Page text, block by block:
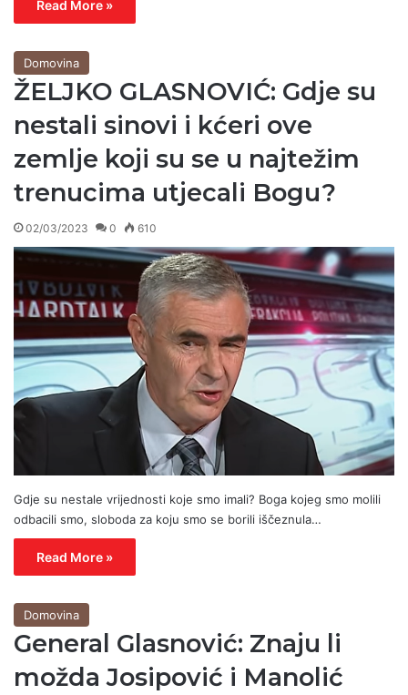
Read More »
Domovina
ŽELJKO GLASNOVIĆ: Gdje su
nestali sinovi i kćeri ove
zemlje koji su se u najtežim
trenucima utjecali Bogu?
02/03/2023 0 610
Gdje su nestale vrijednosti koje smo imali? Boga kojeg smo molili
odbacili smo, sloboda za koju smo se borili iščeznula…
Read More »
Domovina
General Glasnović: Znaju li
možda Josipović i Manolić